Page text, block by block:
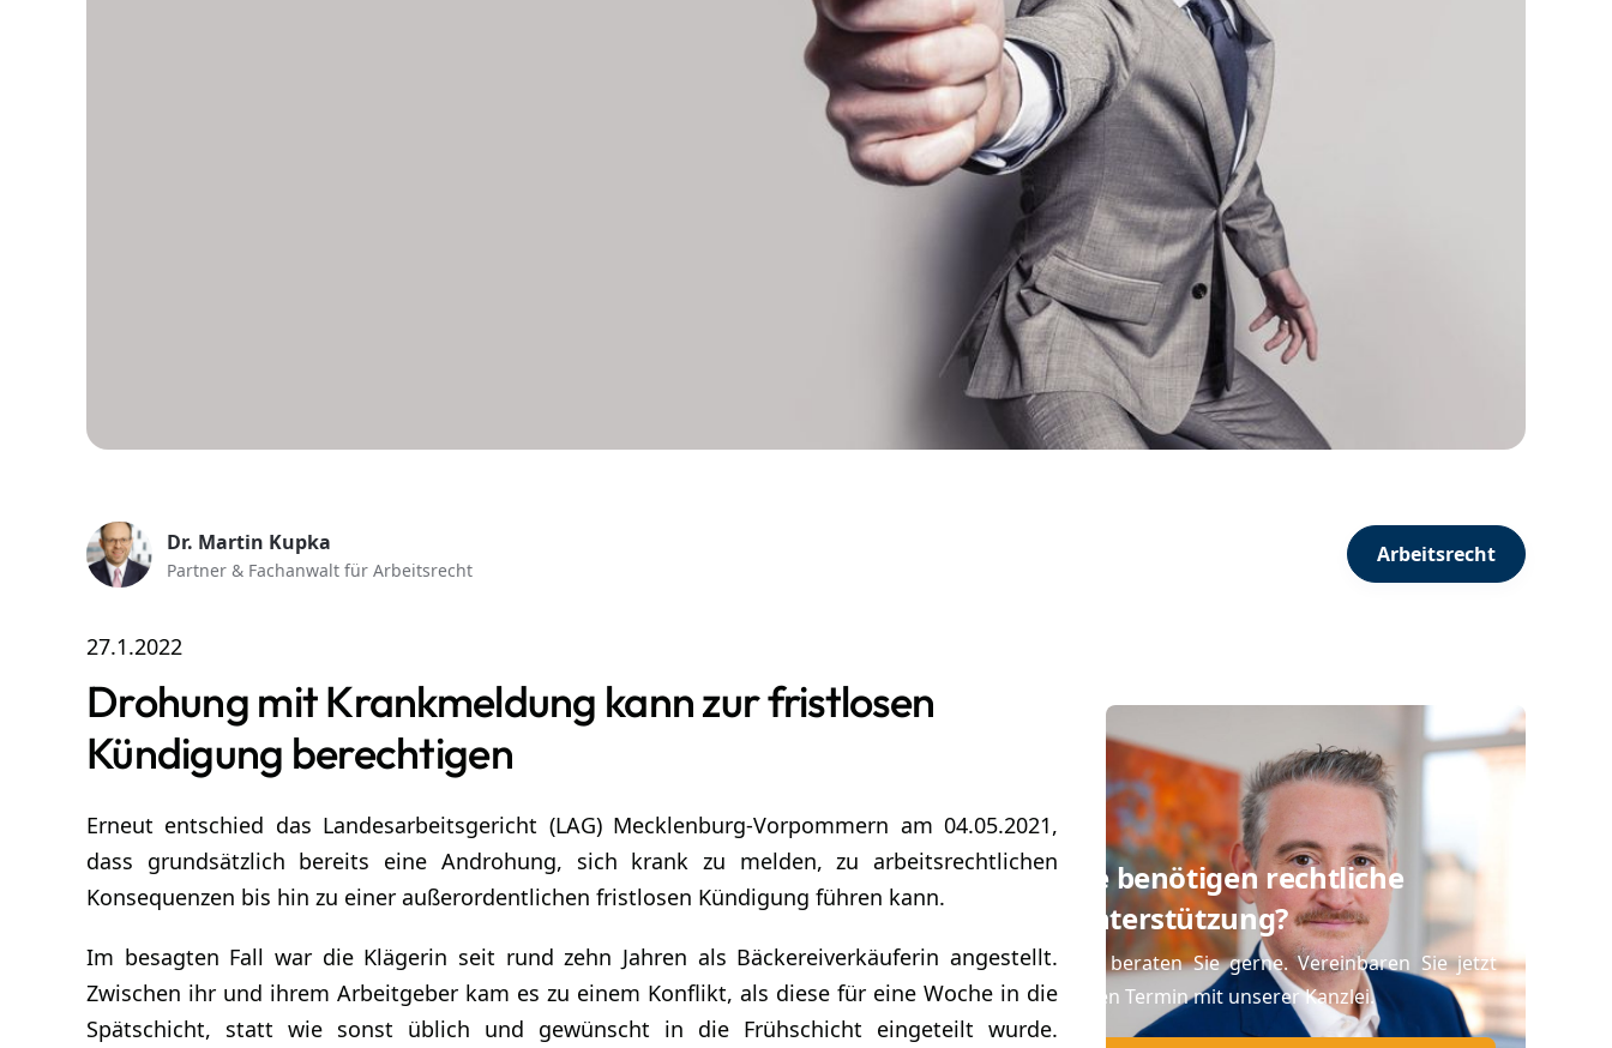
Dr. Martin Kupka
Partner & Fachanwalt für Arbeitsrecht
Arbeitsrecht
27.1.2022
Drohung mit Krankmeldung kann zur fristlosen
Kündigung berechtigen
Erneut entschied das Landesarbeitsgericht (LAG) Mecklenburg-Vorpommern am 04.05.2021,
dass grundsätzlich bereits eine Androhung, sich krank zu melden, zu arbeitsrechtlichen
Konsequenzen bis hin zu einer außerordentlichen fristlosen Kündigung führen kann.
Im besagten Fall war die Klägerin seit rund zehn Jahren als Bäckereiverkäuferin angestellt.
Zwischen ihr und ihrem Arbeitgeber kam es zu einem Konflikt, als diese für eine Woche in die
Spätschicht, statt wie sonst üblich und gewünscht in die Frühschicht eingeteilt wurde.
Sie benötigen rechtliche
Unterstützung?
Wir beraten Sie gerne. Vereinbaren Sie jetzt
einen Termin mit unserer Kanzlei.